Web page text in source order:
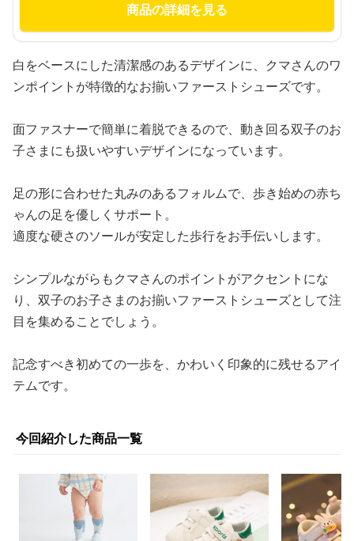
商品の詳細を見る
白をベースにした清潔感のあるデザインに、クマさんのワ
ンポイントが特徴的なお揃いファーストシューズです。
面ファスナーで簡単に着脱できるので、動き回る双子のお
子さまにも扱いやすいデザインになっています。
足の形に合わせた丸みのあるフォルムで、歩き始めの赤ち
ゃんの足を優しくサポート。
適度な硬さのソールが安定した歩行をお手伝いします。
シンプルながらもクマさんのポイントがアクセントにな
り、双子のお子さまのお揃いファーストシューズとして注
目を集めることでしょう。
記念すべき初めての一歩を、かわいく印象的に残せるアイ
テムです。
今回紹介した商品一覧